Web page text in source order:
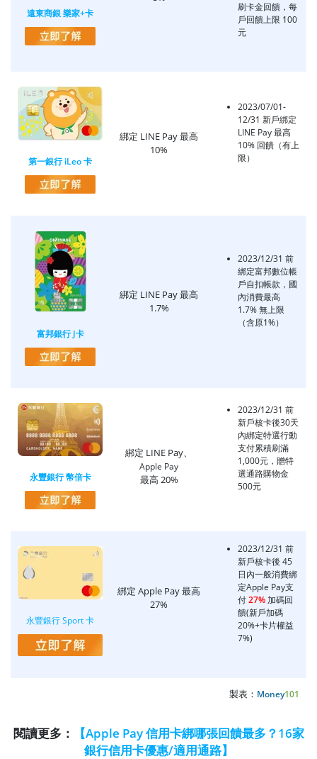
遠東商銀 樂家+卡
刷卡金回饋，每
戶回饋上限 100
元
第一銀行 iLeo 卡
綁定 LINE Pay 最高
10%
2023/07/01-
12/31 新戶綁定
LINE Pay 最高
10% 回饋（有上
限）
富邦銀行 J卡
綁定 LINE Pay 最高
1.7%
2023/12/31 前
綁定富邦數位帳
戶自扣帳款，國
內消費最高
1.7% 無上限
（含原1%）
永豐銀行 幣倍卡
綁定 LINE Pay、
Apple Pay
最高 20%
2023/12/31 前
新戶核卡後30天
內綁定特選行動
支付累積刷滿
1,000元，贈特
選通路購物金
500元
永豐銀行 Sport 卡
綁定 Apple Pay 最高
27%
2023/12/31 前
新戶核卡後 45
日內一般消費綁
定Apple Pay支
付27%加碼回
饋(新戶加碼
20%+卡片權益
7%)
製表： Money101
閱讀更多：
【Apple Pay 信用卡綁哪張回饋最多？16家
銀行信用卡優惠/適用通路】